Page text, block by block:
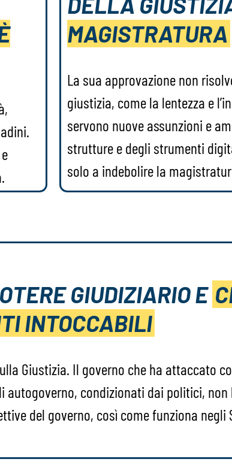
MAGISTRATURA
La sua approvazione non
giustizia, come la lentezza e
servono nuove assunzioni e
strutture e degli strumenti
solo a indebolire la
GIUDIZIARIO E
INTOCCABILI
Giustizia. Il governo che ha attaccato
condizionati dai politici,
del governo, così come funziona negli